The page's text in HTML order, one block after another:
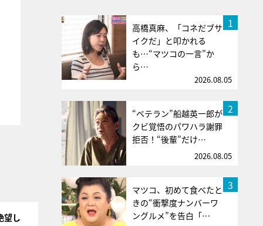
望し
1
高橋真麻、「コネだブサ
イクだ」と叩かれる
も…“マツコの一言”か
ら…
2026.08.05
2
“ベテラン”船越英一郎が
クビ覚悟のパワハラ謝罪
拒否！“後輩”だけ…
2026.08.05
3
マツコ、初めて食べたと
きの“衝撃度ナンバーワ
ングルメ”を告白「…